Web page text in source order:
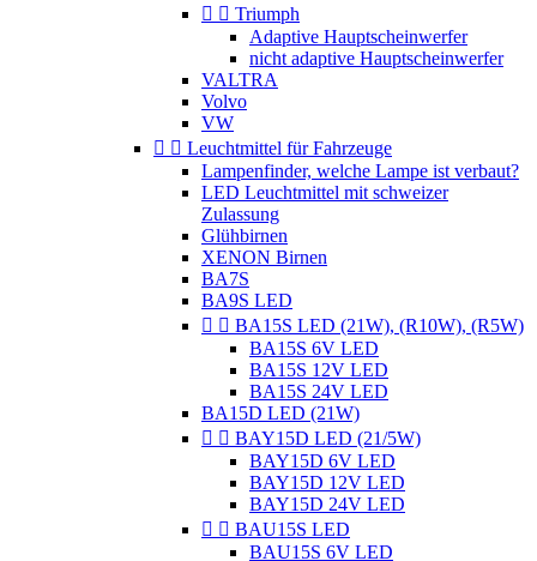
  Triumph
Adaptive Hauptscheinwerfer
nicht adaptive Hauptscheinwerfer
VALTRA
Volvo
VW
  Leuchtmittel für Fahrzeuge
Lampenfinder, welche Lampe ist verbaut?
LED Leuchtmittel mit schweizer
Zulassung
Glühbirnen
XENON Birnen
BA7S
BA9S LED
  BA15S LED (21W), (R10W), (R5W)
BA15S 6V LED
BA15S 12V LED
BA15S 24V LED
BA15D LED (21W)
  BAY15D LED (21/5W)
BAY15D 6V LED
BAY15D 12V LED
BAY15D 24V LED
  BAU15S LED
BAU15S 6V LED